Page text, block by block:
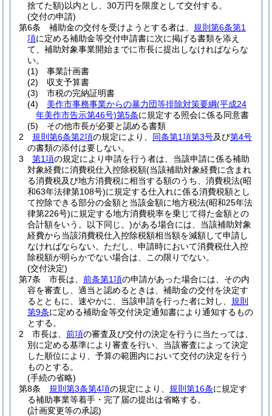
捨てた額)以内とし、30万円を限度として交付する。
(交付の申請)
第6条
補助金の交付を受けようとする者は、 規則第6条第1
項に定める補助金等交付申請書に次に掲げる書類を添え
て、補助対象事業開始までに市長に提出しなければならな
い。
(1)
事業計画書
(2)
収支予算書
(3)
市税の完納証明書
(4)
美作市事務事業からの暴力団等排除対策要綱(平成24
年美作市告示第46号)第5条に規定する照会に係る同意書
(5)
その他市長が必要と認める書類
2
規則第6条第2項の規定により、 同条第1項第3号及び第4号
の書類の添付は要しない。
3
第1項の規定により申請を行う者は、当該申請に係る補助
対象経費に消費税仕入控除税額(当該補助対象経費に含まれ
る消費税及び地方消費税に相当する額のうち、消費税法(昭
和63年法律第108号)に規定する仕入れに係る消費税額とし
て控除できる部分の金額と当該金額に地方税法(昭和25年法
律第226号)に規定する地方消費税率を乗じて得た金額との
合計額をいう。以下同じ。)がある場合には、当該補助対象
経費から当該消費税仕入控除税額相当額を減額して申請し
なければならない。 ただし、申請時において消費税仕入控
除税額が明らかでない場合は、この限りでない。
(交付決定)
第7条
市長は、 前条第1項の申請があった場合には、その内
容を審査し、適当と認めるときは、補助金の交付を決定す
るとともに、速やかに、当該申請を行った者に対し、 規則
第9条に定める補助金等交付決定通知書により通知するもの
とする。
2
市長は、 前項の審査及び交付の決定を行うに当たっては、
別に定める基準により審査を行い、当該審査によって決定
した順位により、予算の範囲内において交付の決定を行う
ものとする。
(手続の省略)
第8条
規則第3条第4項の規定により、 規則第16条に規定す
る補助事業等着手・完了届の提出は省略する。
(計画変更等の承認)